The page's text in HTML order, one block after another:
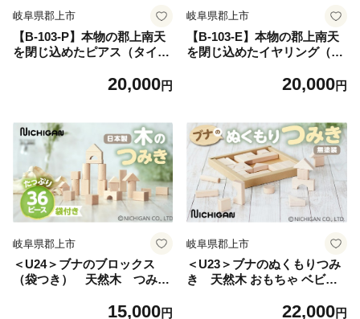
岐阜県郡上市
【B-103-P】本物の郡上南天
を閉じ込めたピアス（タイプ
レディースジュエリー アクセ
20,000円
岐阜県郡上市
【B-103-E】本物の郡上南天
を閉じ込めたイヤリング（タ
20,000円
岐阜県郡上市
＜U24＞ブナのブロックス
（袋つき） 天然木 つみき
15,000円
岐阜県郡上市
＜U23＞ブナのぬくもりつみ
き 天然木 おもちゃ ベビー
22,000円